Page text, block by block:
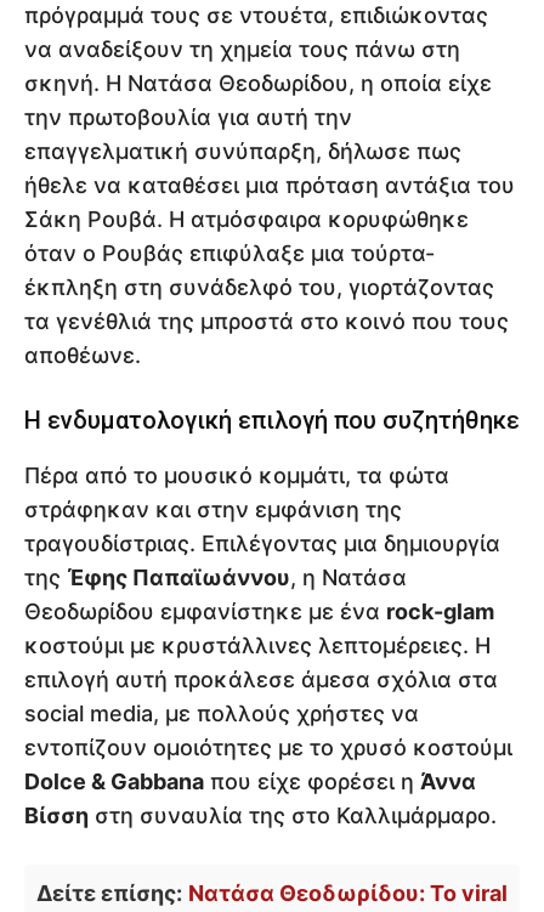
πρόγραμμά τους σε ντουέτα, επιδιώκοντας
να αναδείξουν τη χημεία τους πάνω στη
σκηνή. Η Νατάσα Θεοδωρίδου, η οποία είχε
την πρωτοβουλία για αυτή την
επαγγελματική συνύπαρξη, δήλωσε πως
ήθελε να καταθέσει μια πρόταση αντάξια του
Σάκη Ρουβά. Η ατμόσφαιρα κορυφώθηκε
όταν ο Ρουβάς επιφύλαξε μια τούρτα-
έκπληξη στη συνάδελφό του, γιορτάζοντας
τα γενέθλιά της μπροστά στο κοινό που τους
αποθέωνε.
Η ενδυματολογική επιλογή που συζητήθηκε
Πέρα από το μουσικό κομμάτι, τα φώτα
στράφηκαν και στην εμφάνιση της
τραγουδίστριας. Επιλέγοντας μια δημιουργία
της Έφης Παπαϊωάννου, η Νατάσα
Θεοδωρίδου εμφανίστηκε με ένα rock-glam
κοστούμι με κρυστάλλινες λεπτομέρειες. Η
επιλογή αυτή προκάλεσε άμεσα σχόλια στα
social media, με πολλούς χρήστες να
εντοπίζουν ομοιότητες με το χρυσό κοστούμι
Dolce & Gabbana που είχε φορέσει η Άννα
Βίσση στη συναυλία της στο Καλλιμάρμαρο.
Δείτε επίσης: Νατάσα Θεοδωρίδου: Το viral